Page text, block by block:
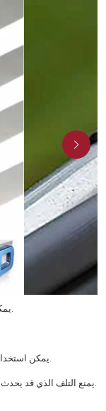
يمكن استخدامه بشكل يدوي أو عبر استخدام أدوات خاصة.
يمكن استخدامه كتأمين من الحرائق بسبب ميزته في التحمّل الفائقة.
يمنع التلف الذي قد يحدث في العزل الكهربائي للكابل بفضل هيكل الحافة الأملس.